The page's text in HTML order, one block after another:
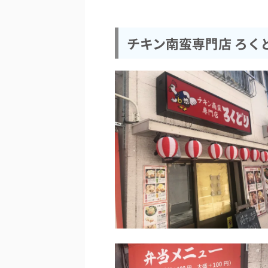
チキン南蛮専門店 ろく